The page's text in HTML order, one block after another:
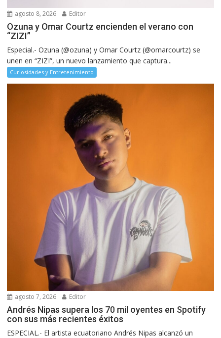
agosto 8, 2026 Editor
Ozuna y Omar Courtz encienden el verano con
“ZIZI”
Especial.- Ozuna (@ozuna) y Omar Courtz (@omarcourtz) se
unen en “ZIZI”, un nuevo lanzamiento que captura...
Curiosidades y Entretenimiento
agosto 7, 2026 Editor
Andrés Nipas supera los 70 mil oyentes en Spotify
con sus más recientes éxitos
ESPECIAL.- El artista ecuatoriano Andrés Nipas alcanzó un